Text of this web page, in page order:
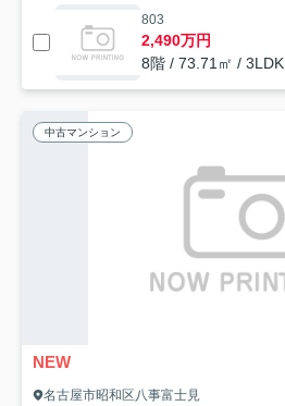
803
2,490万円
8階 / 73.71㎡ / 3LDK
中古マンション
NEW
名古屋市昭和区八事富士見